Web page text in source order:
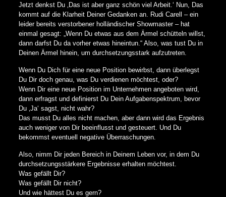
Jetzt denkst Du ‚Das ist aber ganz schön viel Arbeit.‘ Nun, Das
kommt auf die Klarheit Deiner Gedanken an. Rudi Carell – ein
leider bereits verstorbener holländischer Showmaster – hat
einmal gesagt: „Wenn Du etwas aus dem Ärmel schütteln willst,
dann darfst Du da vorher etwas hineintun.“ Also, was tust Du in
Deinen Ärmel hinein, um durchsetzungsstark aufzutreten.
Wenn Du Dich für eine neue Position bewirbst, dann überlegst
Du Dir doch genau, was Du verdienen möchtest, oder?
Wenn Dir eine neue Position im Unternehmen angeboten wird,
dann erfragst und definierst Du Dein Aufgabenspektrum, bevor
Du ‚Ja‘ sagst, nicht wahr?
Das musst Du alles nicht machen, aber dann wird das Ergebnis
auch weniger von Dir beeinflusst und gesteuert. Und Du
bekommst eventuell negative Überraschungen.
Also, nimm Dir jeden Bereich in Deinem Leben vor, in dem Du
durchsetzungsstärkere Ergebnisse erhalten möchtest.
Was gefällt Dir?
Was gefällt Dir nicht?
Und wie hättest Du es gern?